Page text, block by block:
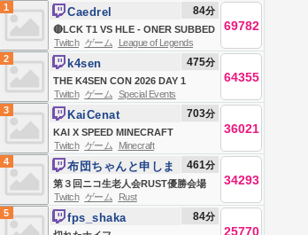
1
🔴LCK T1 VS HLE - ONER SUBBED
OUT🔴
Caedrel 84分
69782
Twitch ゲーム
League of Legends
2
THE K4SEN CON 2026 DAY 1
k4sen 475分
64355
Twitch ゲーム Special Events
3
KAI X SPEED MINECRAFT
MARATHON BEATING ALL
BOSSES *HARDCORE* (Wither,
Warden, Elder Guardian, Ender
Dragon)
KaiCenat 703分
36021
Twitch ゲーム
Minecraft
4
第３回ニコ生老人会RUST優勝会場
お布団ちゃん、う〇ちちゃん、恭ち
ゃん、キズナ ２日目
布団ちゃんと申しま
す
461分
34293
Twitch ゲーム
Rust
5
fps_shaka 84分
25770